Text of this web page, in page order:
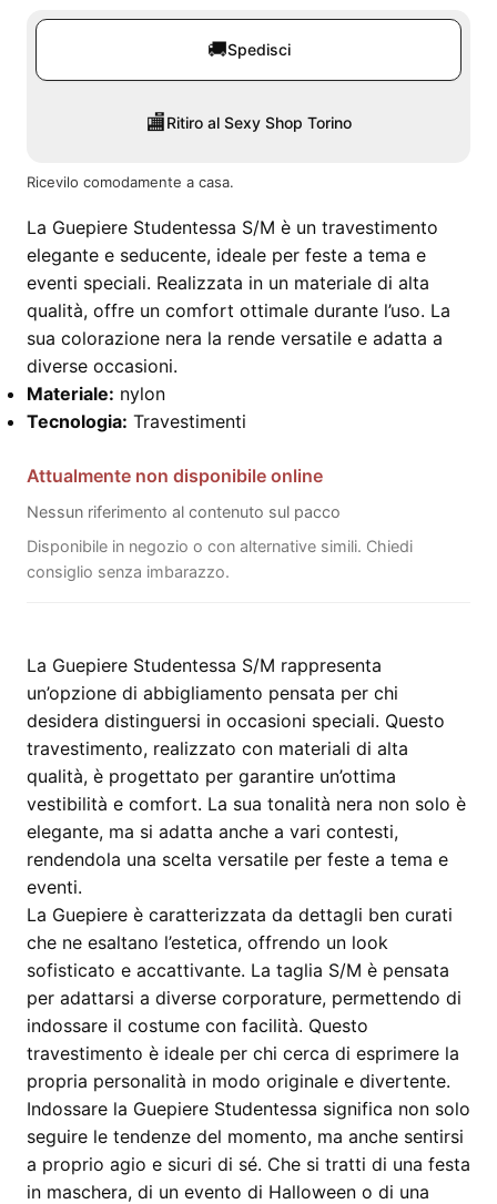
🚚Spedisci
🏬Ritiro al Sexy Shop Torino
Ricevilo comodamente a casa.
La Guepiere Studentessa S/M è un travestimento
elegante e seducente, ideale per feste a tema e
eventi speciali. Realizzata in un materiale di alta
qualità, offre un comfort ottimale durante l’uso. La
sua colorazione nera la rende versatile e adatta a
diverse occasioni.
Materiale: nylon
Tecnologia: Travestimenti
Attualmente non disponibile online
Nessun riferimento al contenuto sul pacco
Disponibile in negozio o con alternative simili. Chiedi
consiglio senza imbarazzo.
La Guepiere Studentessa S/M rappresenta
un’opzione di abbigliamento pensata per chi
desidera distinguersi in occasioni speciali. Questo
travestimento, realizzato con materiali di alta
qualità, è progettato per garantire un’ottima
vestibilità e comfort. La sua tonalità nera non solo è
elegante, ma si adatta anche a vari contesti,
rendendola una scelta versatile per feste a tema e
eventi.
La Guepiere è caratterizzata da dettagli ben curati
che ne esaltano l’estetica, offrendo un look
sofisticato e accattivante. La taglia S/M è pensata
per adattarsi a diverse corporature, permettendo di
indossare il costume con facilità. Questo
travestimento è ideale per chi cerca di esprimere la
propria personalità in modo originale e divertente.
Indossare la Guepiere Studentessa significa non solo
seguire le tendenze del momento, ma anche sentirsi
a proprio agio e sicuri di sé. Che si tratti di una festa
in maschera, di un evento di Halloween o di una